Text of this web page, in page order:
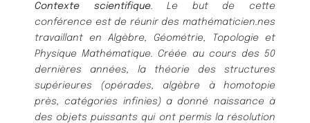
Contexte scientifique. Le but de cette
conférence est de réunir des mathématicien.nes
travaillant en Algèbre, Géométrie, Topologie et
Physique Mathématique. Créée au cours des 50
dernières années, la théorie des structures
supérieures (opérades, algèbre à homotopie
près, catégories infinies) a donné naissance à
des objets puissants qui ont permis la résolution